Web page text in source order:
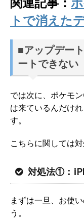
トで消えた
■アップデー
ートできない
では次に、ポケモ
は来ているんだけ
す。
こちらに関しては
対処法①：
まずは一旦、お使
う。